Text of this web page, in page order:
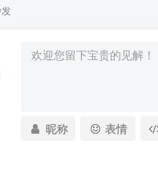
昵称 表情